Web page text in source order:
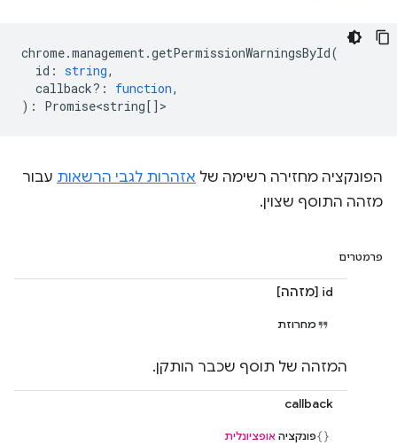
chrome.management.getPermissionWarningsById(
id : string,
callback? : function,
) : Promise<string[]>
הפונקציה מחזירה רשימה של אזהרות לגבי הרשאות עבור
מזהה התוסף שצוין.
פרמטרים
id [מזהה]
מחרוזת
המזהה של תוסף שכבר הותקן.
callback
פונקציה אופציונלית